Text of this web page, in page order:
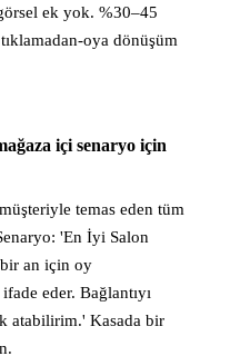
ek yok. %30–45
oya dönüşüm
içi senaryo için
temas eden tüm
'En İyi Salon
an için oy
eder. Bağlantıyı
atabilirim.' Kasada bir